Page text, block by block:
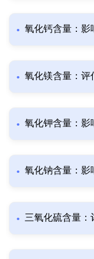
氧化钙含量：影
氧化镁含量：评
氧化钾含量：影
氧化钠含量：影
三氧化硫含量：